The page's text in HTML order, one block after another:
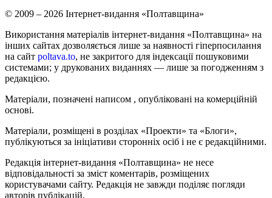
© 2009 – 2026 Інтернет-видання «Полтавщина»
Використання матеріалів інтернет-видання «Полтавщина» на
інших сайтах дозволяється лише за наявності гіперпосилання
на сайт poltava.to, не закритого для індексації пошуковими
системами; у друкованих виданнях — лише за погодженням з
редакцією.
Матеріали, позначені написом , опубліковані на комерційній
основі.
Матеріали, розміщені в розділах «Проекти» та «Блоги»,
публікуються за ініціативи сторонніх осіб і не є редакційними.
Редакція інтернет-видання «Полтавщина» не несе
відповідальності за зміст коментарів, розміщених
користувачами сайту. Редакція не завжди поділяє погляди
авторів публікацій.